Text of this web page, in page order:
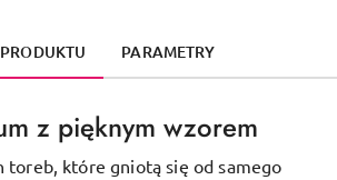
PARAMETRY
z pięknym wzorem
toreb, które gniotą się od samego